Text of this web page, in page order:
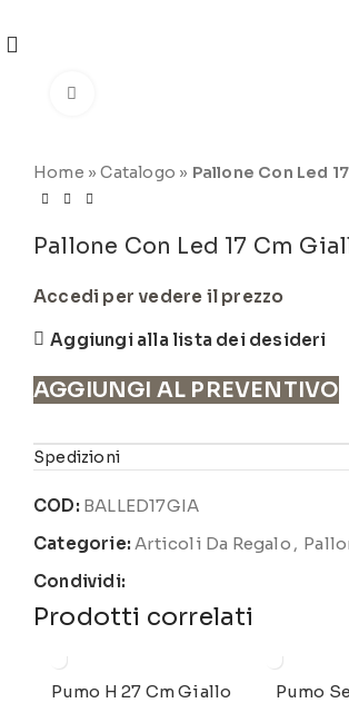
Home »Catalogo » Pallone Con Led
Pallone Con Led 17 Cm
Accedi per vedere il prezzo
Aggiungi alla lista dei desideri
AGGIUNGI AL PREVENTIVO
Spedizioni
COD: BALLED17GIA
Categorie: Articoli Da Regalo ,
Condividi:
Prodotti correlati
Pumo H 27 Cm Giallo
Pumo